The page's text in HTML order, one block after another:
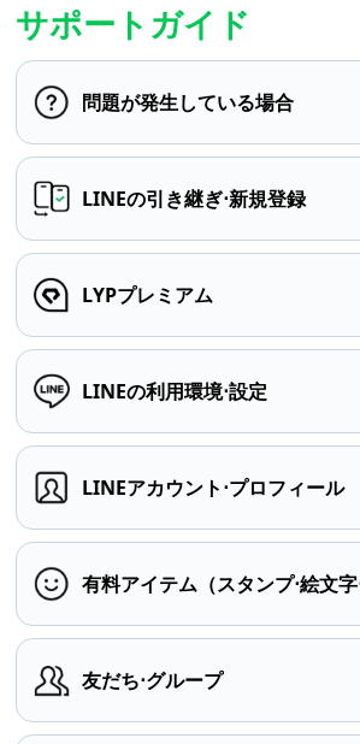
サポートガイド
問題が発生している場合
LINEの引き継ぎ⋅新規登録
LYPプレミアム
LINEの利用環境⋅設定
LINEアカウント⋅プロフィール
有料アイテム（スタンプ⋅絵文字
友だち⋅グループ